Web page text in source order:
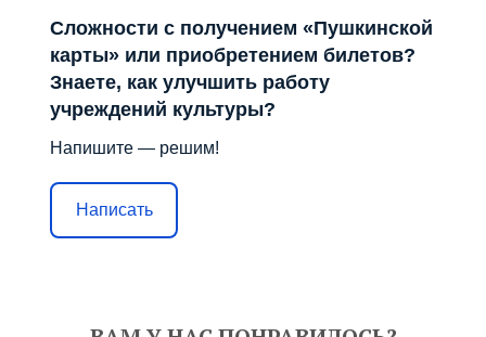
Сложности с получением «Пушкинской
карты» или приобретением билетов?
Знаете, как улучшить работу
учреждений культуры?
Напишите — решим!
Написать